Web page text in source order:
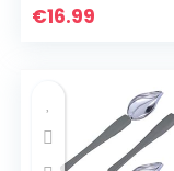
handgemaakte
€16.99